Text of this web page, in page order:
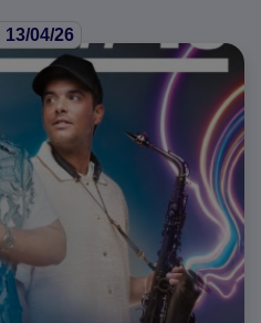
13/04/26